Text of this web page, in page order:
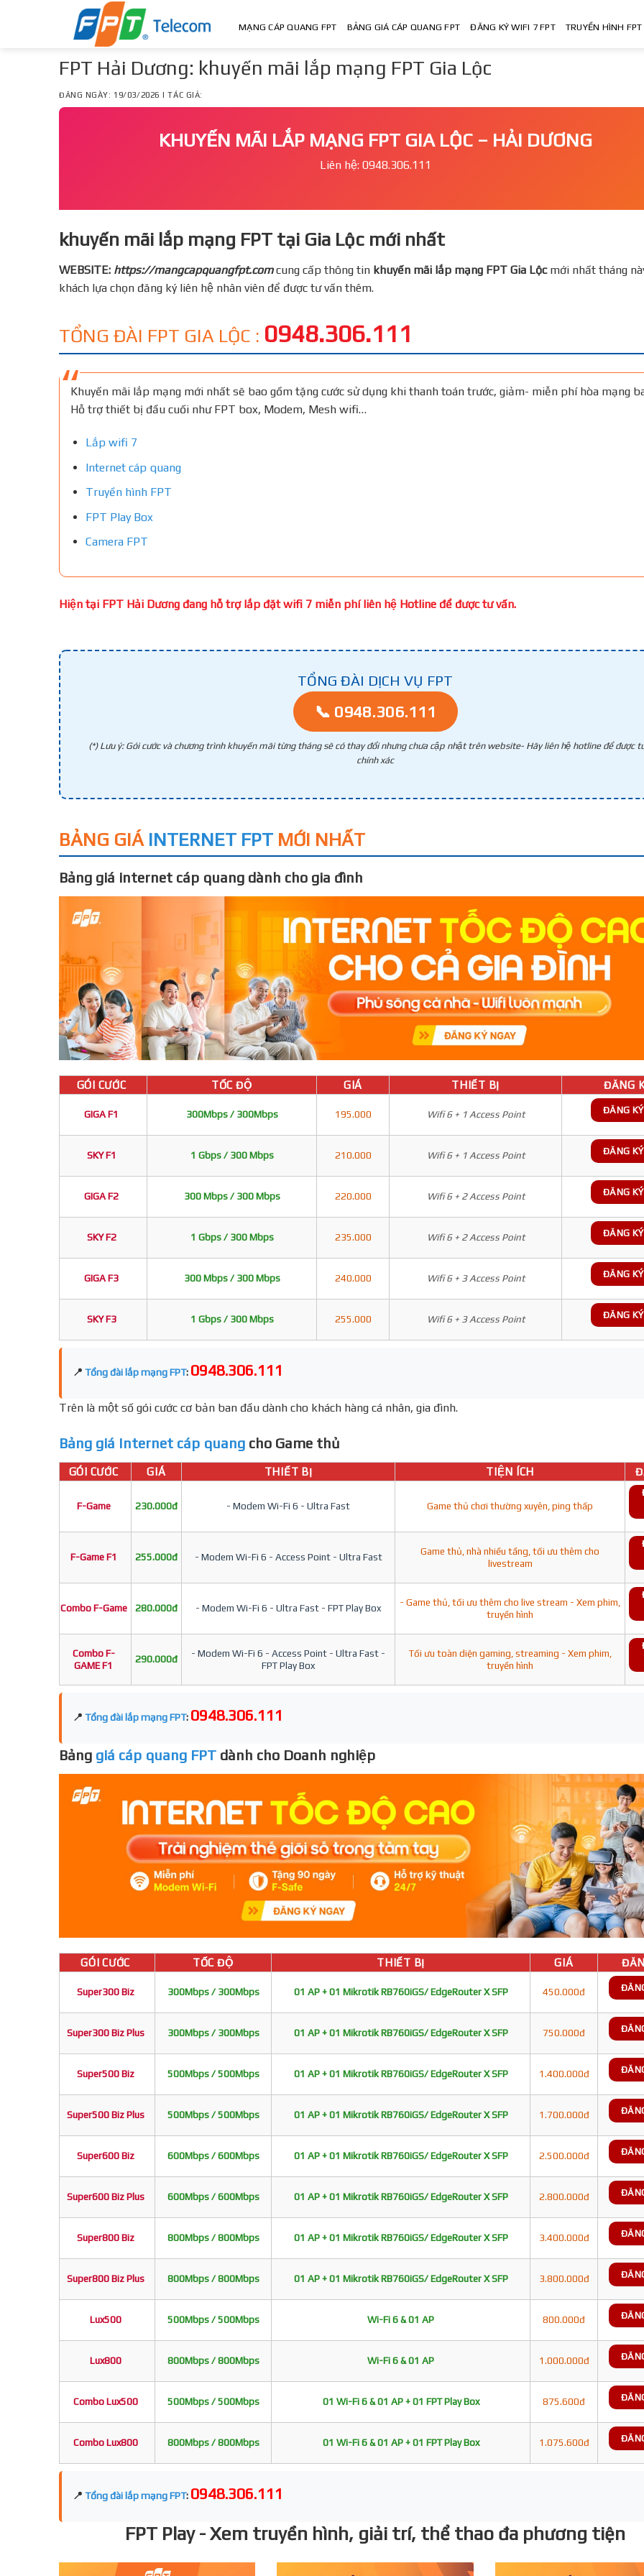
MẠNG CÁP QUANG FPT BẢNG GIÁ CÁP QUANG FPT ĐĂNG KÝ WIFI 7 FPT TRUYỀN HÌNH FPT
FPT Hải Dương: khuyến mãi lắp mạng FPT Gia Lộc
ĐĂNG NGÀY: 19/03/2026 | TÁC GIẢ:
KHUYẾN MÃI LẮP MẠNG FPT GIA LỘC – HẢI DƯƠNG
Liên hệ: 0948.306.111
khuyến mãi lắp mạng FPT tại Gia Lộc mới nhất
WEBSITE: https://mangcapquangfpt.comcung cấp thông tin khuyến mãi lắp mạng FPT Gia Lộcmới nhất tháng
khách lựa chọn đăng ký liên hệ nhân viên để được tư vấn thêm.
TỔNG ĐÀI FPT GIA LỘC : 0948.306.111
Khuyến mãi lắp mạng mới nhất sẽ bao gồm tặng cước sử dụng khi thanh toán trước, giảm- miễn phí hòa mạng
Hỗ trợ thiết bị đầu cuối như FPT box, Modem, Mesh wifi…
Lắp wifi 7
Internet cáp quang
Truyền hình FPT
FPT Play Box
Camera FPT
Hiện tại FPT Hải Dương đang hỗ trợ lắp đặt wifi 7 miễn phí liên hệ Hotline để được tư vấn.
TỔNG ĐÀI DỊCH VỤ FPT
📞 0948.306.111
(*) Lưu ý: Gói cước và chương trình khuyến mãi từng tháng sẽ có thay đổi nhưng chưa cập nhật trên website- Hãy liên hệ hotline để được
chính xác
BẢNG GIÁ INTERNET FPT MỚI NHẤT
Bảng giá internet cáp quang dành cho gia đình
GÓI CƯỚC TỐC ĐỘ GIÁ THIẾT BỊ ĐĂNG
GIGA F1 300Mbps / 300Mbps 195.000 Wifi 6 + 1 Access Point ĐĂNG KÝ
SKY F1 1 Gbps / 300 Mbps 210.000 Wifi 6 + 1 Access Point ĐĂNG KÝ
GIGA F2 300 Mbps / 300 Mbps 220.000 Wifi 6 + 2 Access Point ĐĂNG KÝ
SKY F2 1 Gbps / 300 Mbps 235.000 Wifi 6 + 2 Access Point ĐĂNG KÝ
GIGA F3 300 Mbps / 300 Mbps 240.000 Wifi 6 + 3 Access Point ĐĂNG KÝ
SKY F3 1 Gbps / 300 Mbps 255.000 Wifi 6 + 3 Access Point ĐĂNG KÝ
📍 Tổng đài lắp mạng FPT: 0948.306.111
Trên là một số gói cước cơ bản ban đầu dành cho khách hàng cá nhân, gia đình.
Bảng giá Internet cáp quang cho Game thủ
GÓI CƯỚC GIÁ THIẾT BỊ TIỆN ÍCH
F-Game 230.000đ - Modem Wi-Fi 6 - Ultra Fast Game thủ chơi thường xuyên, ping thấp
F-Game F1 255.000đ - Modem Wi-Fi 6 - Access Point - Ultra Fast
Game thủ, nhà nhiều tầng, tối ưu thêm cho
livestream
Combo F-Game 280.000đ - Modem Wi-Fi 6 - Ultra Fast - FPT Play Box
- Game thủ, tối ưu thêm cho live stream - Xem phim,
truyền hình
Combo F-
GAME F1
290.000đ
- Modem Wi-Fi 6 - Access Point - Ultra Fast -
FPT Play Box
Tối ưu toàn diện gaming, streaming - Xem phim,
truyền hình
📍 Tổng đài lắp mạng FPT: 0948.306.111
Bảng giá cáp quang FPT dành cho Doanh nghiệp
GÓI CƯỚC TỐC ĐỘ THIẾT BỊ GIÁ
Super300 Biz 300Mbps / 300Mbps 01 AP + 01 Mikrotik RB760iGS/ EdgeRouter X SFP 450.000đ
Super300 Biz Plus 300Mbps / 300Mbps 01 AP + 01 Mikrotik RB760iGS/ EdgeRouter X SFP 750.000đ
Super500 Biz 500Mbps / 500Mbps 01 AP + 01 Mikrotik RB760iGS/ EdgeRouter X SFP 1.400.000đ
Super500 Biz Plus 500Mbps / 500Mbps 01 AP + 01 Mikrotik RB760iGS/ EdgeRouter X SFP 1.700.000đ
Super600 Biz 600Mbps / 600Mbps 01 AP + 01 Mikrotik RB760iGS/ EdgeRouter X SFP 2.500.000đ
Super600 Biz Plus 600Mbps / 600Mbps 01 AP + 01 Mikrotik RB760iGS/ EdgeRouter X SFP 2.800.000đ
Super800 Biz 800Mbps / 800Mbps 01 AP + 01 Mikrotik RB760iGS/ EdgeRouter X SFP 3.400.000đ
Super800 Biz Plus 800Mbps / 800Mbps 01 AP + 01 Mikrotik RB760iGS/ EdgeRouter X SFP 3.800.000đ
Lux500 500Mbps / 500Mbps Wi-Fi 6 & 01 AP 800.000đ
Lux800 800Mbps / 800Mbps Wi-Fi 6 & 01 AP 1.000.000đ
Combo Lux500 500Mbps / 500Mbps 01 Wi-Fi 6 & 01 AP + 01 FPT Play Box 875.600đ
Combo Lux800 800Mbps / 800Mbps 01 Wi-Fi 6 & 01 AP + 01 FPT Play Box 1.075.600đ
📍 Tổng đài lắp mạng FPT: 0948.306.111
FPT Play - Xem truyền hình, giải trí, thể thao đa phương tiện